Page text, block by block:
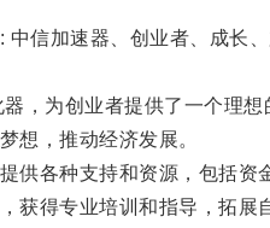
加速器、创业者、成长、
为创业者提供了一个理想
，推动经济发展。
各种支持和资源，包括资
得专业培训和指导，拓展